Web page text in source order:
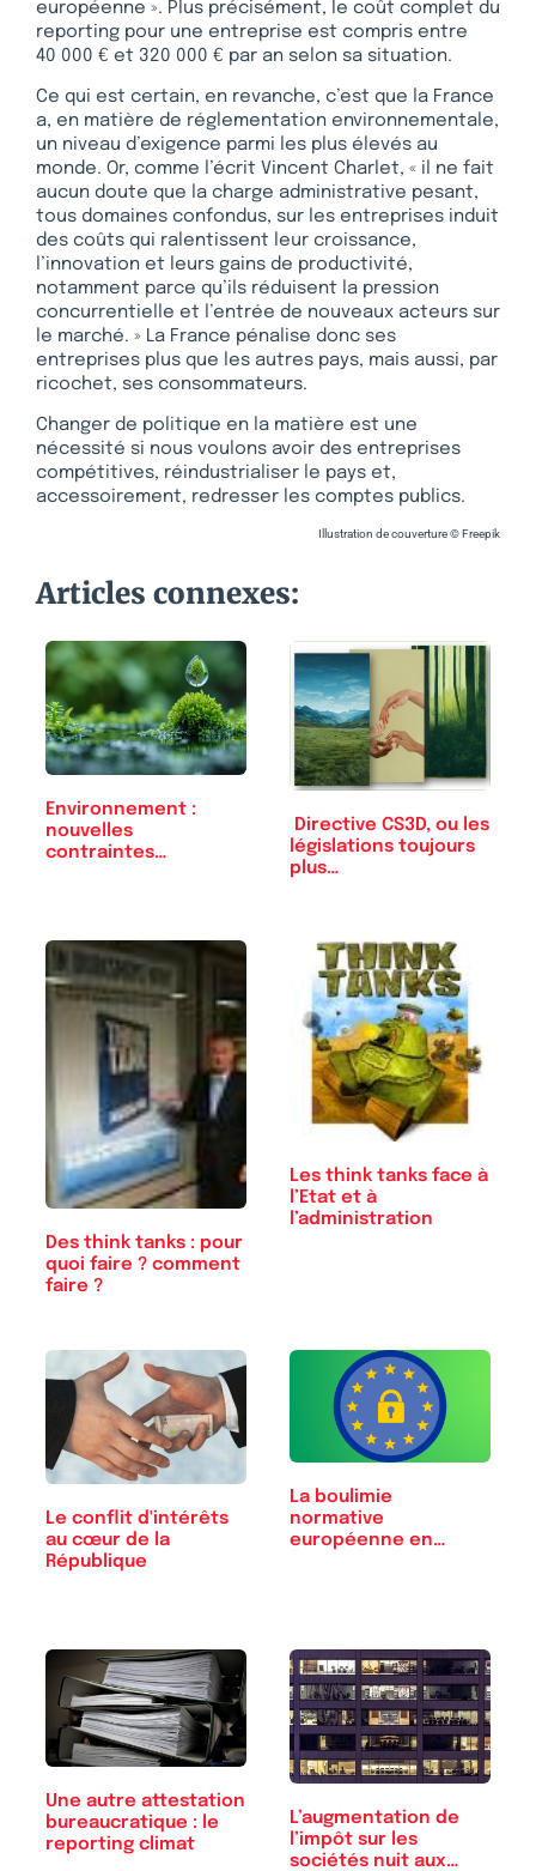
européenne ». Plus précisément, le coût complet du
reporting pour une entreprise est compris entre
40 000 € et 320 000 € par an selon sa situation.
Ce qui est certain, en revanche, c’est que la France
a, en matière de réglementation environnementale,
un niveau d’exigence parmi les plus élevés au
monde. Or, comme l’écrit Vincent Charlet, « il ne fait
aucun doute que la charge administrative pesant,
tous domaines confondus, sur les entreprises induit
des coûts qui ralentissent leur croissance,
l’innovation et leurs gains de productivité,
notamment parce qu’ils réduisent la pression
concurrentielle et l’entrée de nouveaux acteurs sur
le marché. » La France pénalise donc ses
entreprises plus que les autres pays, mais aussi, par
ricochet, ses consommateurs.
Changer de politique en la matière est une
nécessité si nous voulons avoir des entreprises
compétitives, réindustrialiser le pays et,
accessoirement, redresser les comptes publics.
Illustration de couverture © Freepik
Articles connexes:
Environnement :
nouvelles
contraintes…
Directive CS3D, ou les
législations toujours
plus…
Des think tanks : pour
quoi faire ? comment
faire ?
Les think tanks face à
l’Etat et à
l’administration
Le conflit d'intérêts
au cœur de la
République
La boulimie
normative
européenne en
Une autre attestation
bureaucratique : le
reporting climat
L’augmentation de
l’impôt sur les
sociétés nuit aux